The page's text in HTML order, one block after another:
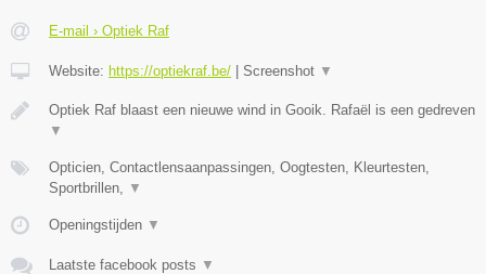
E-mail › Optiek Raf
Website: https://optiekraf.be/ | Screenshot ▼
Optiek Raf blaast een nieuwe wind in Gooik. Rafaël is een gedreven
▼
Opticien, Contactlensaanpassingen, Oogtesten, Kleurtesten,
Sportbrillen,
▼
Openingstijden ▼
Laatste facebook posts ▼